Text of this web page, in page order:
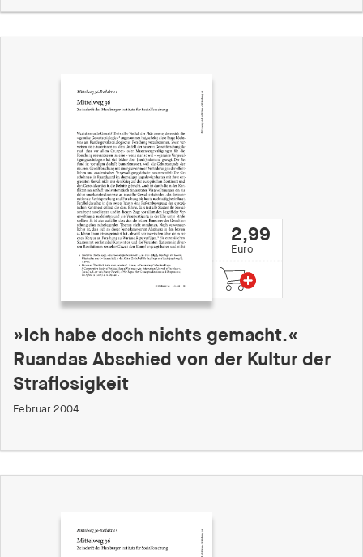
2,99
Euro
»Ich habe doch nichts gemacht.«
Ruandas Abschied von der Kultur der
Straflosigkeit
Februar 2004